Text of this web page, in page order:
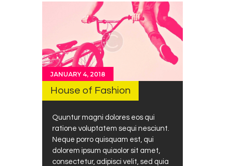
JANUARY 4, 2018
House of Fashion
Quuntur magni dolores eos qui
ratione voluptatem sequi nesciunt.
Neque porro quisquam est, qui
dolorem ipsum quiaolor sit amet,
consectetur, adipisci velit, sed quia